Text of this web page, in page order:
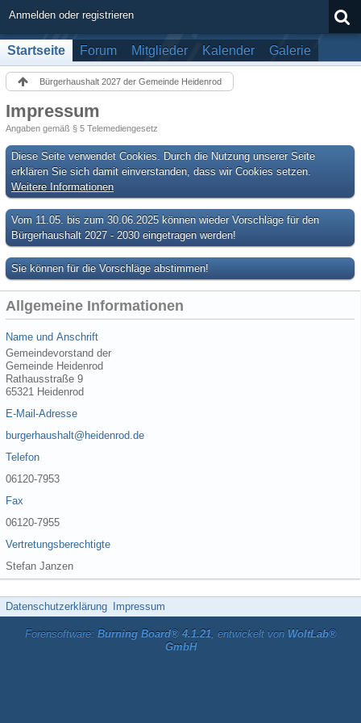
Anmelden oder registrieren
Startseite Forum Mitglieder Kalender Galerie
Bürgerhaushalt 2027 der Gemeinde Heidenrod
Impressum
Angaben gemäß § 5 Telemediengesetz
Diese Seite verwendet Cookies. Durch die Nutzung unserer Seite
erklären Sie sich damit einverstanden, dass wir Cookies setzen.
Weitere Informationen
Vom 11.05. bis zum 30.06.2025 können wieder Vorschläge für den
Bürgerhaushalt 2027 - 2030 eingetragen werden!
Sie können für die Vorschläge abstimmen!
Allgemeine Informationen
Name und Anschrift
Gemeindevorstand der
Gemeinde Heidenrod
Rathausstraße 9
65321 Heidenrod
E-Mail-Adresse
burgerhaushalt@heidenrod.de
Telefon
06120-7953
Fax
06120-7955
Vertretungsberechtigte
Stefan Janzen
Datenschutzerklärung Impressum
Forensoftware: Burning Board® 4.1.21, entwickelt von WoltLab®
GmbH